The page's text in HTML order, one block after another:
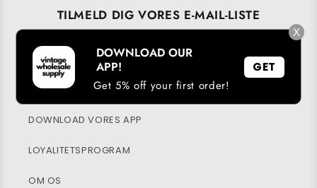
TILMELD DIG VORES E-MAIL-LISTE
DOWNLOAD VORES APP
LOYALITETSPROGRAM
OM OS
X
DOWNLOAD OUR
APP!
Get 5% off your first order!
GET